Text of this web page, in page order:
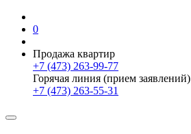
0
Продажа квартир
+7 (473) 263-99-77
Горячая линия (прием заявлений)
+7 (473) 263-55-31